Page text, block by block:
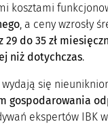
kosztami
, a ceny wzrosły
29 do 35 zł
niż dotychczas.
się
gospodarowania
ekspertów